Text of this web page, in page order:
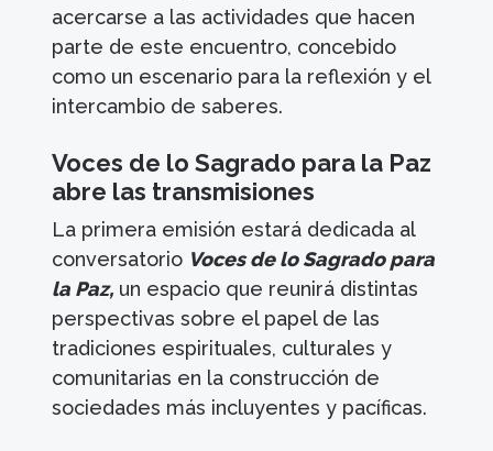
acercarse a las actividades que hacen
parte de este encuentro, concebido
como un escenario para la reflexión y el
intercambio de saberes.
Voces de lo Sagrado para la Paz
abre las transmisiones
La primera emisión estará dedicada al
conversatorio Voces de lo Sagrado para
la Paz, un espacio que reunirá distintas
perspectivas sobre el papel de las
tradiciones espirituales, culturales y
comunitarias en la construcción de
sociedades más incluyentes y pacíficas.